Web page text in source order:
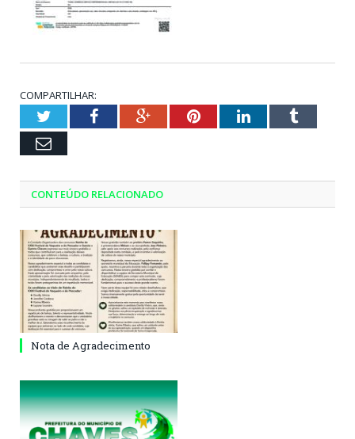
COMPARTILHAR:
TwitterFacebookGoogle+PinterestLinkedInTumblr
Email
CONTEÚDO RELACIONADO
Nota de Agradecimento